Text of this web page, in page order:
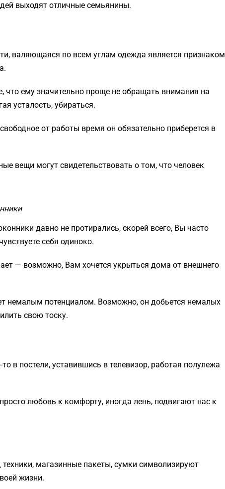
выходят отличные семьянины.
валяющаяся по всем углам одежда является признаком
что ему значительно проще не обращать внимания на
усталость, убираться.
от работы время он обязательно приберется в
вещи могут свидетельствовать о том, что человек
давно не протирались, скорей всего, Вы часто
себя одиноко.
— возможно, Вам хочется укрыться дома от внешнего
немалым потенциалом. Возможно, он добьется немалых
свою тоску.
в постели, уставившись в телевизор, работая полулежа
любовь к комфорту, иногда лень, подвигают нас к
магазинные пакеты, сумки символизируют
жизни.